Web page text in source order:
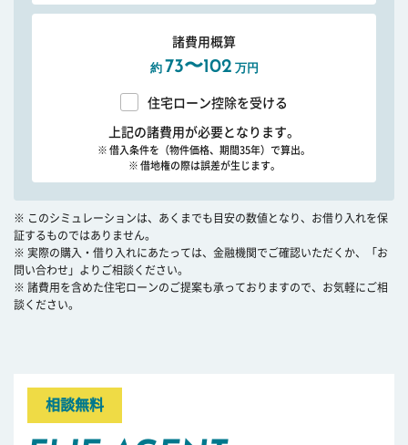
諸費用概算
約 73〜102 万円
住宅ローン控除を受ける
上記の諸費用が必要となります。
※ 借入条件を（物件価格、期間35年）で算出。
※ 借地権の際は誤差が生じます。
※ このシミュレーションは、あくまでも目安の数値となり、お借り入れを保
証するものではありません。
※ 実際の購入・借り入れにあたっては、金融機関でご確認いただくか、「お
問い合わせ」よりご相談ください。
※ 諸費用を含めた住宅ローンのご提案も承っておりますので、お気軽にご相
談ください。
相談無料